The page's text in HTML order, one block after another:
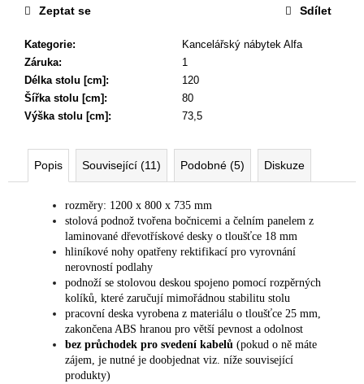
Kategorie:
Kancelářský nábytek Alfa
Záruka:
1
Délka stolu [cm] :
120
Šířka stolu [cm] :
80
Výška stolu [cm] : 73,5
Zeptat se Sdílet
Popis Související (11) Podobné (5) Diskuze
rozměry: 1200 x 800 x 735 mm
stolová podnož tvořena bočnicemi a čelním panelem z
laminované dřevotřískové desky o tloušťce 18 mm
hliníkové nohy opatřeny rektifikací pro vyrovnání
nerovností podlahy
podnoží se stolovou deskou spojeno pomocí rozpěrných
kolíků, které zaručují mimořádnou stabilitu stolu
pracovní deska vyrobena z materiálu o tloušťce 25 mm,
zakončena ABS hranou pro větší pevnost a odolnost
bez průchodek pro svedení kabelů (pokud o ně máte
zájem, je nutné je doobjednat viz. níže související
produkty)
CM
610
Kč
12
900
Kč